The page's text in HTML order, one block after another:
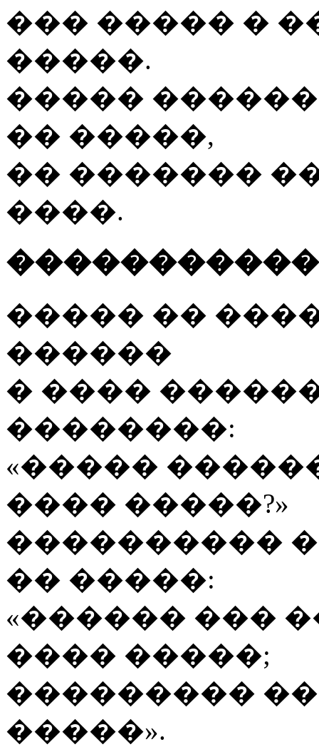
��� ����� �
�����.
�����
�� �����,
�� �������
����.
����� ��
������
� ����
��������:
«�����
���� �����?»
����������
�� �����:
«������ ���
���� �����;
���������
�����».